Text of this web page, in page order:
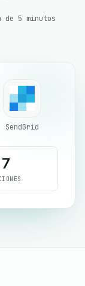
de 5 minutos
SendGrid
7